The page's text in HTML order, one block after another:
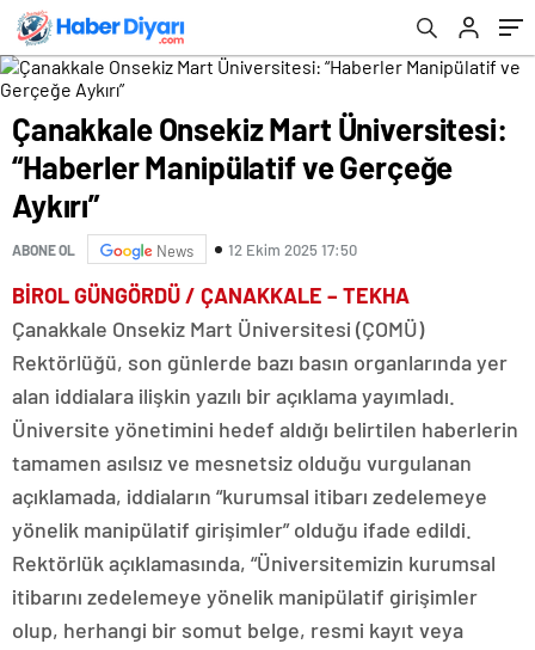
Çanakkale Onsekiz Mart Üniversitesi:
“Haberler Manipülatif ve Gerçeğe
Aykırı”
ABONE OL News 12 Ekim 2025 17:50
BİROL GÜNGÖRDÜ / ÇANAKKALE – TEKHA
Çanakkale Onsekiz Mart Üniversitesi (ÇOMÜ)
Rektörlüğü, son günlerde bazı basın organlarında yer
alan iddialara ilişkin yazılı bir açıklama yayımladı.
Üniversite yönetimini hedef aldığı belirtilen haberlerin
tamamen asılsız ve mesnetsiz olduğu vurgulanan
açıklamada, iddiaların “kurumsal itibarı zedelemeye
yönelik manipülatif girişimler” olduğu ifade edildi.
Rektörlük açıklamasında, “Üniversitemizin kurumsal
itibarını zedelemeye yönelik manipülatif girişimler
olup, herhangi bir somut belge, resmi kayıt veya